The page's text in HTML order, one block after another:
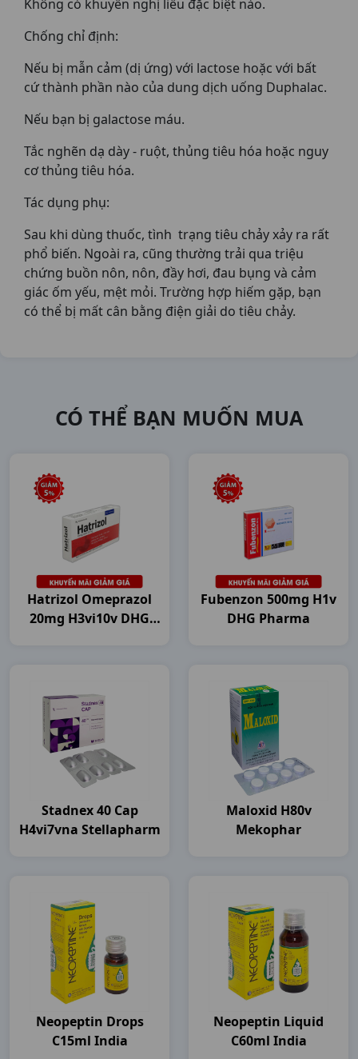
Không có khuyến nghị liều đặc biệt nào.
Chống chỉ định:
Nếu bị mẫn cảm (dị ứng) với lactose hoặc với bất
cứ thành phần nào của dung dịch uống Duphalac.
Nếu bạn bị galactose máu.
Tắc nghẽn dạ dày - ruột, thủng tiêu hóa hoặc nguy
cơ thủng tiêu hóa.
Tác dụng phụ:
Sau khi dùng thuốc, tình trạng tiêu chảy xảy ra rất
phổ biến. Ngoài ra, cũng thường trải qua triệu
chứng buồn nôn, nôn, đầy hơi, đau bụng và cảm
giác ốm yếu, mệt mỏi. Trường hợp hiếm gặp, bạn
có thể bị mất cân bằng điện giải do tiêu chảy.
CÓ THỂ BẠN MUỐN MUA
Hatrizol Omeprazol
20mg H3vi10v DHG
Fubenzon 500mg H1v
DHG Pharma
Stadnex 40 Cap
H4vi7vna Stellapharm
Maloxid H80v
Mekophar
Neopeptin Drops
C15ml India
Neopeptin Liquid
C60ml India